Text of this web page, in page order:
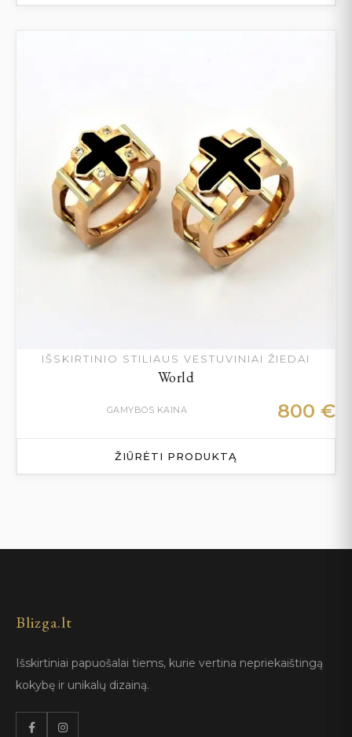
IŠSKIRTINIO STILIAUS VESTUVINIAI ŽIEDAI
World
GAMYBOS KAINA 800 €
ŽIŪRĖTI PRODUKTĄ
Blizga.lt
Išskirtiniai papuošalai tiems, kurie vertina nepriekaištingą
kokybę ir unikalų dizainą.